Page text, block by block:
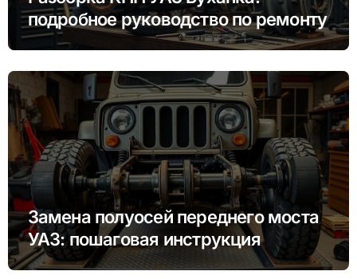
подробное руководство по ремонту
Замена полуосей переднего моста
УАЗ: пошаговая инструкция